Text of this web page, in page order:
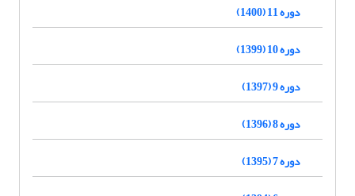
دوره 11 (1400)
دوره 10 (1399)
دوره 9 (1397)
دوره 8 (1396)
دوره 7 (1395)